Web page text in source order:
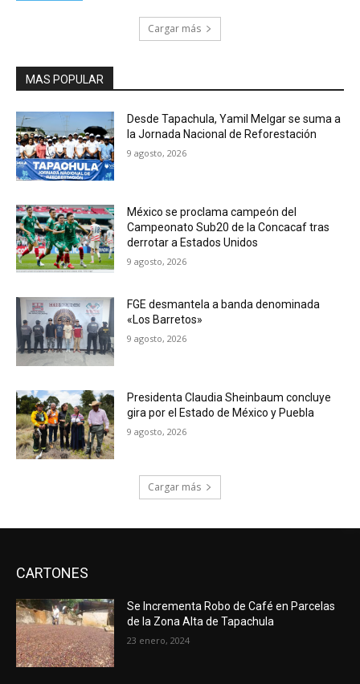
Cargar más
MAS POPULAR
Desde Tapachula, Yamil Melgar se suma a
la Jornada Nacional de Reforestación
9 agosto, 2026
México se proclama campeón del
Campeonato Sub20 de la Concacaf tras
derrotar a Estados Unidos
9 agosto, 2026
FGE desmantela a banda denominada
«Los Barretos»
9 agosto, 2026
Presidenta Claudia Sheinbaum concluye
gira por el Estado de México y Puebla
9 agosto, 2026
Cargar más
CARTONES
Se Incrementa Robo de Café en Parcelas
de la Zona Alta de Tapachula
23 enero, 2024